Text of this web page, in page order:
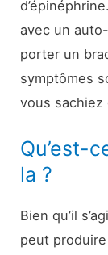
avec un
porter un
symptômes
vous
Qu’est-
la ?
Bien qu’il
peut